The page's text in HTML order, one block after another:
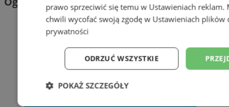
prawo sprzeciwić się temu w Ustawieniach reklam.
chwili wycofać swoją zgodę w Ustawieniach plików
prywatności
ODRZUĆ WSZYSTKIE
POKAŻ SZCZEGÓŁY